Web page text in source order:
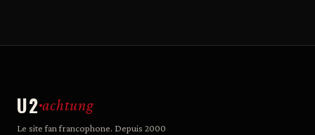
U2 achtung
Le site fan francophone. Depuis 2000